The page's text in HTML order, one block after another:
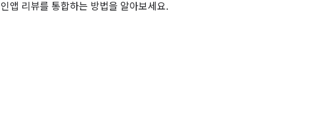
앱 리뷰를 통합하는 방법을 알아보세요.